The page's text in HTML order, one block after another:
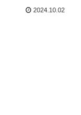
2024.10.02